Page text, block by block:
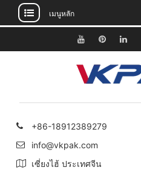
ไป
เมนูหลัก
ยู
ทูป
พิน
เท
อเรสต์
ลิงค์
อิน
+86-18912389279
info@vkpak.com
เซี่ยงไฮ้ ประเทศจีน